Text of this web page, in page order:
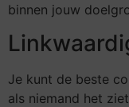
binnen jouw
Je kunt de beste
als niemand het